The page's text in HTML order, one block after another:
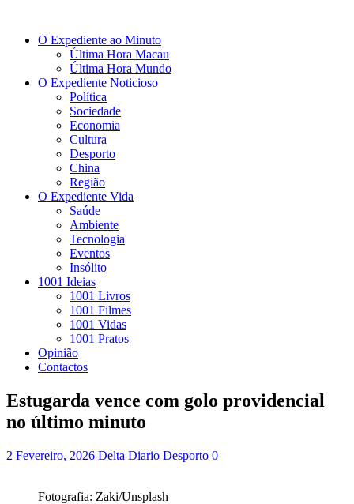
O Expediente ao Minuto
Última Hora Macau
Última Hora Mundo
O Expediente Noticioso
Política
Sociedade
Economia
Cultura
Desporto
China
Região
O Expediente Vida
Saúde
Ambiente
Tecnologia
Eventos
Insólito
1001 Ideias
1001 Livros
1001 Filmes
1001 Vidas
1001 Pratos
Opinião
Contactos
Estugarda vence com golo providencial
no último minuto
2 Fevereiro, 2026 Delta Diario Desporto 0
Fotografia: Zaki/Unsplash